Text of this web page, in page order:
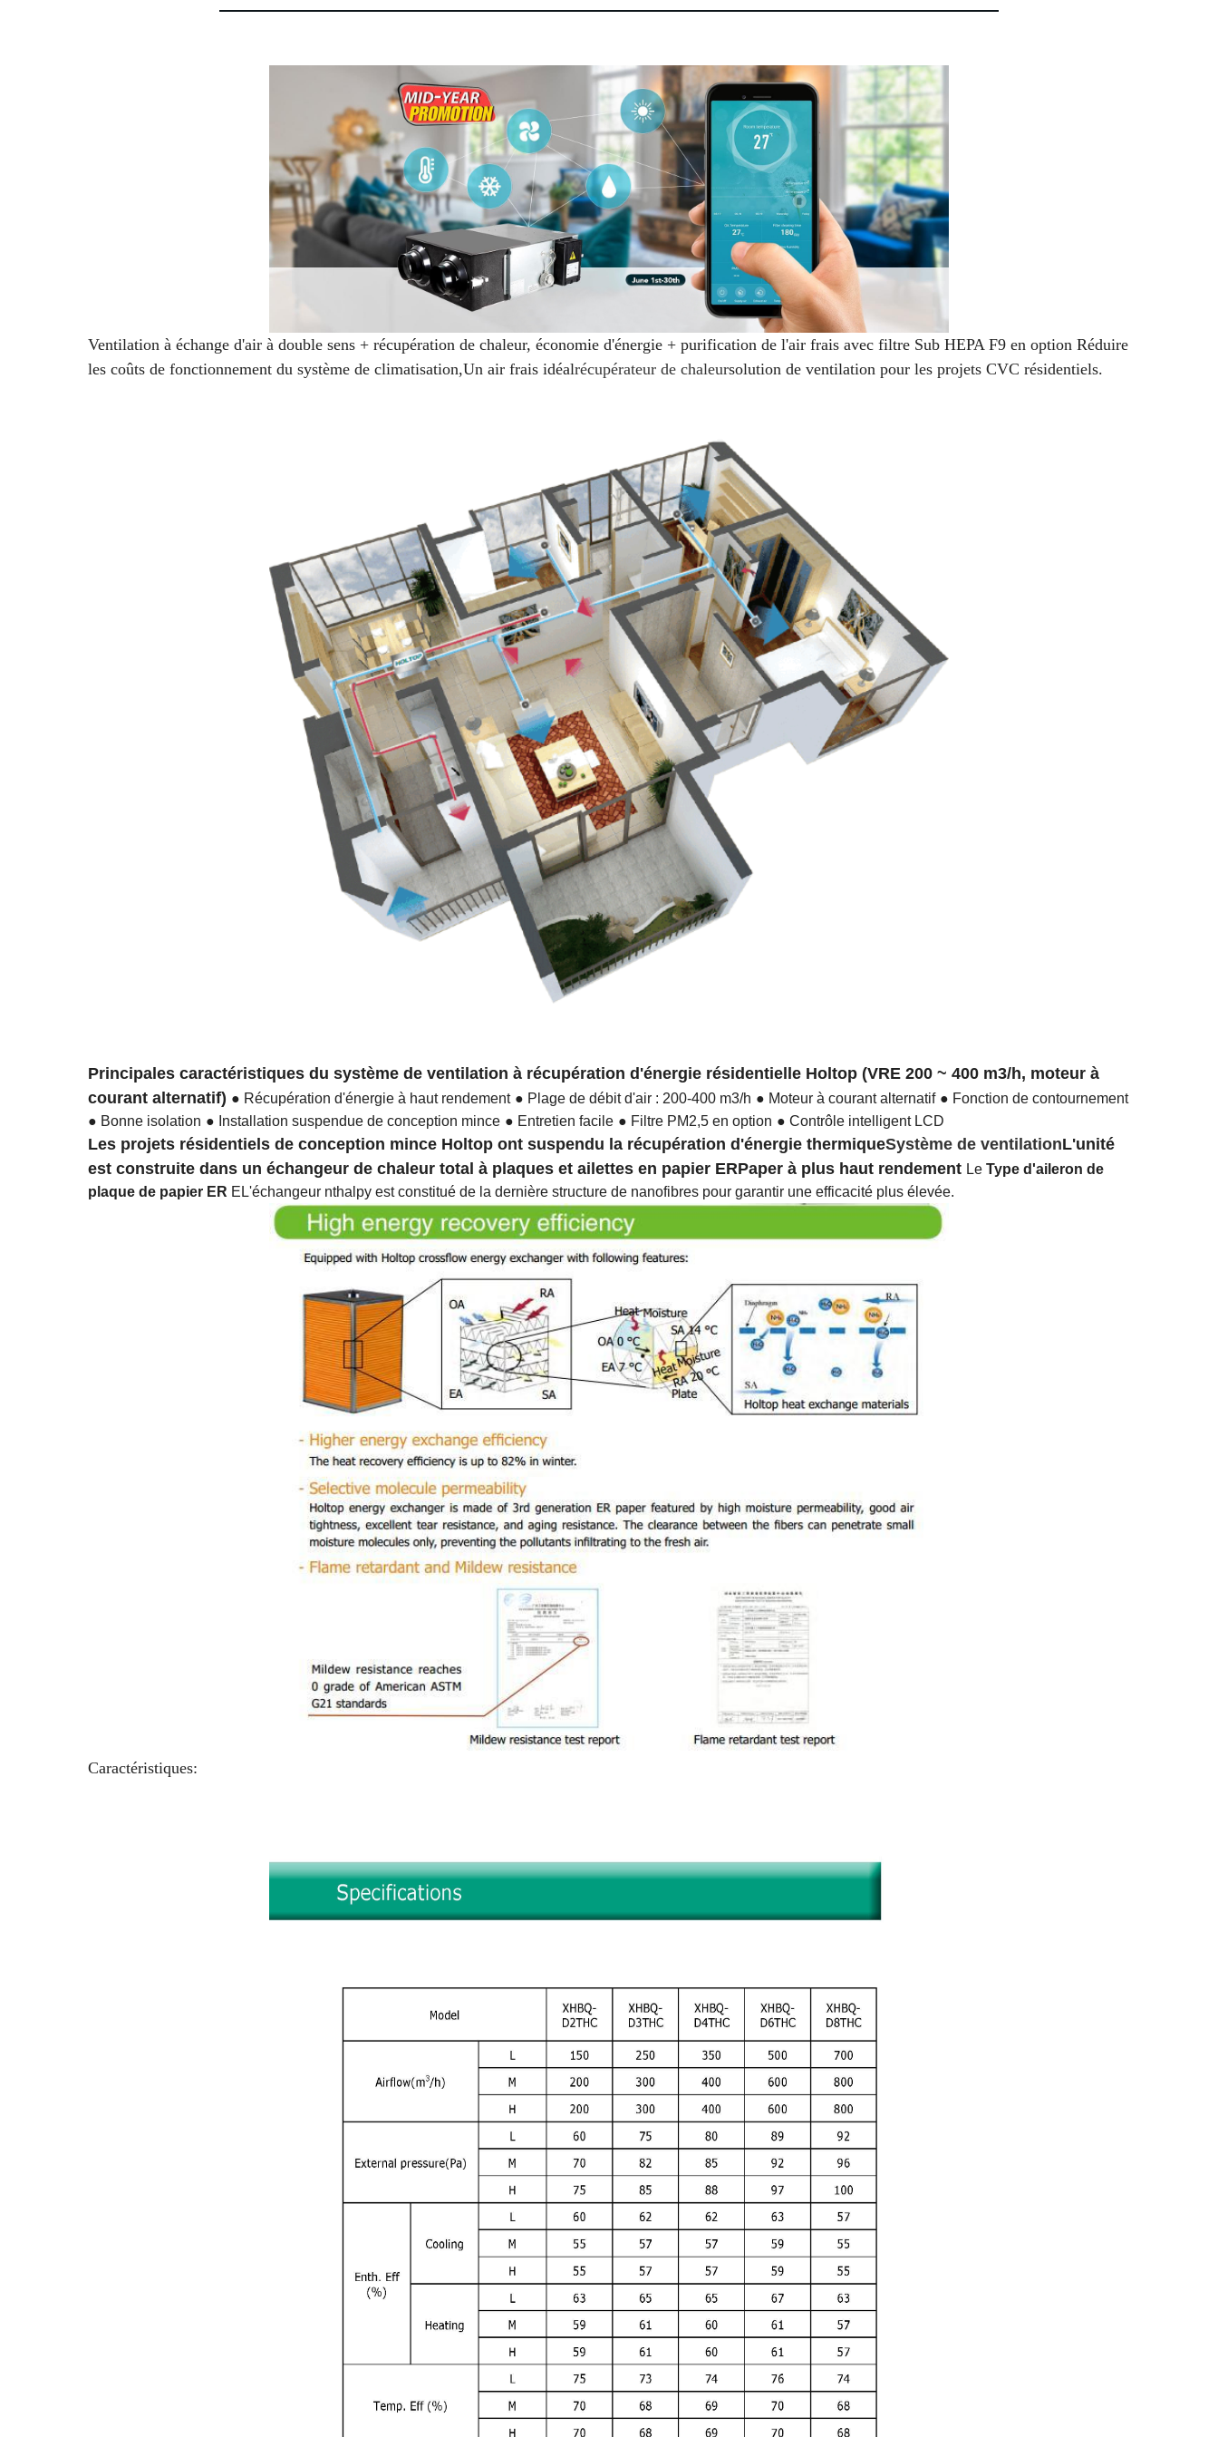
Ventilation à échange d'air à double sens + récupération de chaleur, économie d'énergie + purification de l'air frais avec filtre Sub HEPA F9 en option Réduire
les coûts de fonctionnement du système de climatisation,Un air frais idéalrécupérateur de chaleursolution de ventilation pour les projets CVC résidentiels.
Principales caractéristiques du système de ventilation à récupération d'énergie résidentielle Holtop (VRE 200 ~ 400 m3/h, moteur à
courant alternatif) ● Récupération d'énergie à haut rendement ● Plage de débit d'air : 200-400 m3/h ● Moteur à courant alternatif ● Fonction de contournement
● Bonne isolation ● Installation suspendue de conception mince ● Entretien facile ● Filtre PM2,5 en option ● Contrôle intelligent LCD
Les projets résidentiels de conception mince Holtop ont suspendu la récupération d'énergie thermiqueSystème de ventilationL'unité
est construite dans un échangeur de chaleur total à plaques et ailettes en papier ERPaper à plus haut rendement Le Type d'aileron de
plaque de papier ER E L'échangeur nthalpy est constitué de la dernière structure de nanofibres pour garantir une efficacité plus élevée.
Caractéristiques: